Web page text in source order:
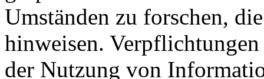
Umständen zu forschen,
hinweisen.
der Nutzung von